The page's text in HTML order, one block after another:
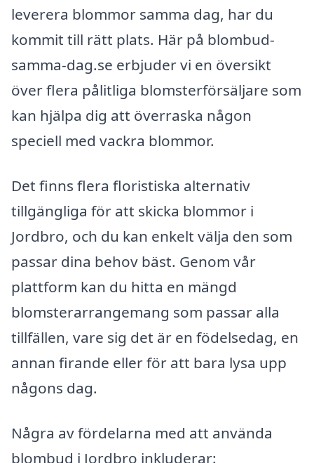
leverera blommor samma dag, har du
kommit till rätt plats. Här på blombud-
samma-dag.se erbjuder vi en översikt
över flera pålitliga blomsterförsäljare som
kan hjälpa dig att överraska någon
speciell med vackra blommor.
Det finns flera floristiska alternativ
tillgängliga för att skicka blommor i
Jordbro, och du kan enkelt välja den som
passar dina behov bäst. Genom vår
plattform kan du hitta en mängd
blomsterarrangemang som passar alla
tillfällen, vare sig det är en födelsedag, en
annan firande eller för att bara lysa upp
någons dag.
Några av fördelarna med att använda
blombud i Jordbro inkluderar: